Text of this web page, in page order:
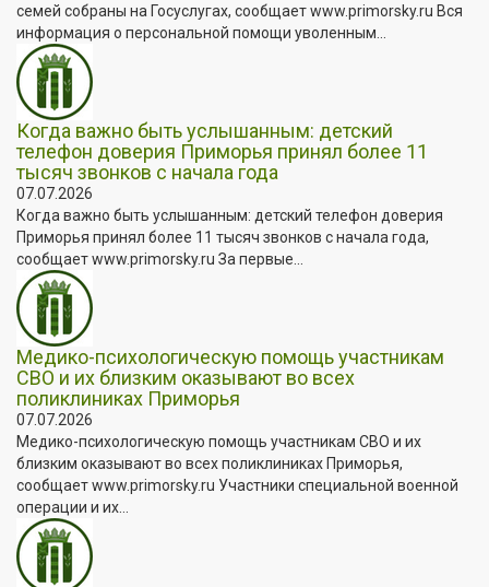
семей собраны на Госуслугах, сообщает www.primorsky.ru Вся
информация о персональной помощи уволенным...
Когда важно быть услышанным: детский
телефон доверия Приморья принял более 11
тысяч звонков с начала года
07.07.2026
Когда важно быть услышанным: детский телефон доверия
Приморья принял более 11 тысяч звонков с начала года,
сообщает www.primorsky.ru За первые...
Медико-психологическую помощь участникам
СВО и их близким оказывают во всех
поликлиниках Приморья
07.07.2026
Медико-психологическую помощь участникам СВО и их
близким оказывают во всех поликлиниках Приморья,
сообщает www.primorsky.ru Участники специальной военной
операции и их...